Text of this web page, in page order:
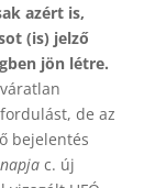
azért is,
(is) jelző
jön létre.
de az
bejelentés
c. új